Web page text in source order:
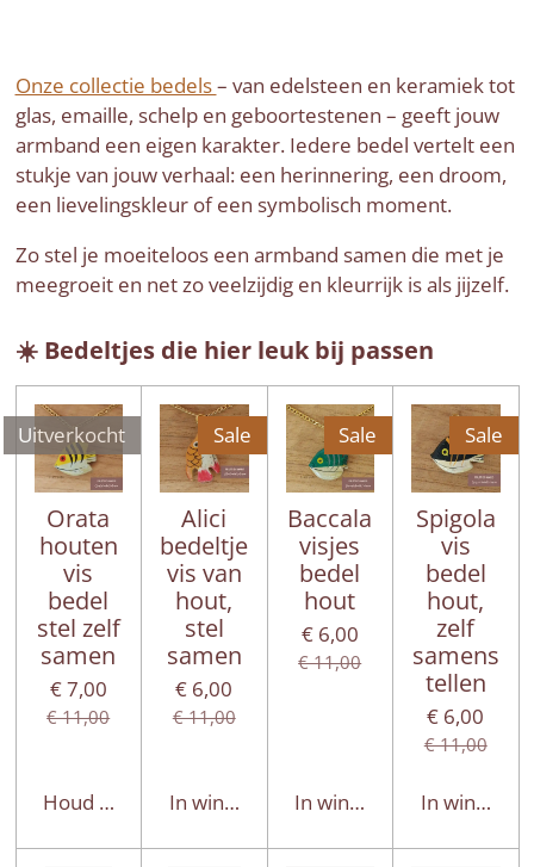
Onze collectie bedels– van edelsteen en keramiek tot
glas, emaille, schelp en geboortestenen – geeft jouw
armband een eigen karakter. Iedere bedel vertelt een
stukje van jouw verhaal: een herinnering, een droom,
een lievelingskleur of een symbolisch moment.
Zo stel je moeiteloos een armband samen die met je
meegroeit en net zo veelzijdig en kleurrijk is als jijzelf.
☀️ Bedeltjes die hier leuk bij passen
Uitverkocht
Orata
houten
vis
bedel
stel zelf
samen
€ 7,00
€ 11,00
Houd mij op de hoogte
Sale
Alici
bedeltje
vis van
hout,
stel
samen
€ 6,00
€ 11,00
In winkelwagen
Sale
Baccala
visjes
bedel
hout
€ 6,00
€ 11,00
In winkelwagen
Sale
Spigola
vis
bedel
hout,
zelf
samens
tellen
€ 6,00
€ 11,00
In